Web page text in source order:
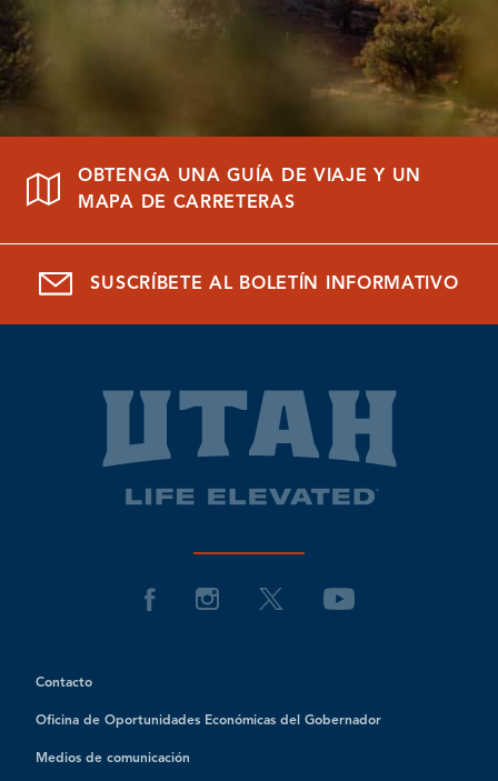
OBTENGA UNA GUÍA DE VIAJE Y UN
MAPA DE CARRETERAS
SUSCRÍBETE AL BOLETÍN INFORMATIVO
Contacto
Oficina de Oportunidades Económicas del Gobernador
Medios de comunicación